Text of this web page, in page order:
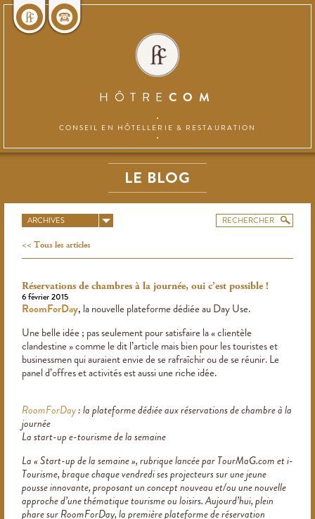
HÔTRE COM
CONSEIL EN HÔTELLERIE & RESTAURATION
LE BLOG
ARCHIVES
Tous les articles
Réservations de chambres à la journée, oui c’est possible !
6 février 2015
RoomForDay, la nouvelle plateforme dédiée au Day Use.
Une belle idée ; pas seulement pour satisfaire la « clientèle
clandestine » comme le dit l’article mais bien pour les touristes et
businessmen qui auraient envie de se rafraîchir ou de se réunir. Le
panel d’offres et activités est aussi une riche idée.
RoomForDay: la plateforme dédiée aux réservations de chambre à la
journée
La start-up e-tourisme de la semaine
La « Start-up de la semaine », rubrique lancée par TourMaG.com et i-
Tourisme, braque chaque vendredi ses projecteurs sur une jeune
pousse innovante, proposant un concept nouveau et/ou une nouvelle
approche d’une thématique tourisme ou loisirs. Aujourd’hui, plein
phare sur RoomForDay, la première plateforme de réservation